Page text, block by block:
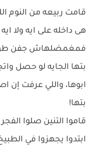
قامت ربيعه من النوم
هى داخله على ايه ولا
فمغمضلهاش جفن طول
بتها الجايه لو حصل
ابوها، واللي عرفت إن
بتها!
قاموا التنين صلوا
ابتدوا يجهزوا في